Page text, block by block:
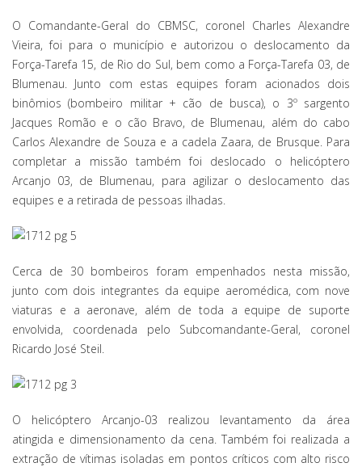
O Comandante-Geral do CBMSC, coronel Charles Alexandre
Vieira, foi para o município e autorizou o deslocamento da
Força-Tarefa 15, de Rio do Sul, bem como a Força-Tarefa 03, de
Blumenau. Junto com estas equipes foram acionados dois
binômios (bombeiro militar + cão de busca), o 3º sargento
Jacques Romão e o cão Bravo, de Blumenau, além do cabo
Carlos Alexandre de Souza e a cadela Zaara, de Brusque. Para
completar a missão também foi deslocado o helicóptero
Arcanjo 03, de Blumenau, para agilizar o deslocamento das
equipes e a retirada de pessoas ilhadas.
Cerca de 30 bombeiros foram empenhados nesta missão,
junto com dois integrantes da equipe aeromédica, com nove
viaturas e a aeronave, além de toda a equipe de suporte
envolvida, coordenada pelo Subcomandante-Geral, coronel
Ricardo José Steil.
O helicóptero Arcanjo-03 realizou levantamento da área
atingida e dimensionamento da cena. Também foi realizada a
extração de vítimas isoladas em pontos críticos com alto risco